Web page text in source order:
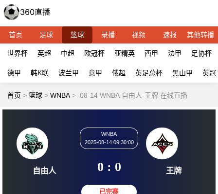
首页 足球 篮球 录播 视频 速报 其他转播
世界杯 英超 中超 欧冠杯 亚精英 西甲 法甲 足协杯
德甲 韩K联 波兰甲 意甲 俄超 英足总杯 黑山甲 英冠
首页 > 篮球 > WNBA > 08-14 WNBA 自由人-王牌 在线直播
2025-08-14 09:30:00